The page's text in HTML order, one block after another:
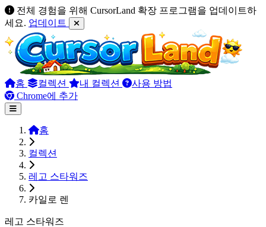
전체 경험을 위해 CursorLand 확장 프로그램을 업데이트하
세요. 업데이트
홈 컬렉션 내 컬렉션
사용 방법
Chrome에 추가
홈
컬렉션
레고 스타워즈
카일로 렌
레고 스타워즈